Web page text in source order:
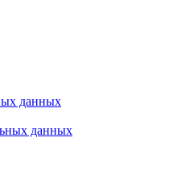
данных
данных